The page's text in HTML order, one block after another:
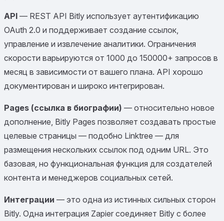
API — REST API Bitly использует аутентификацию
OAuth 2.0 и поддерживает создание ссылок,
управление и извлечение аналитики. Ограничения
скорости варьируются от 1000 до 150000+ запросов в
месяц в зависимости от вашего плана. API хорошо
документирован и широко интегрирован.
Pages (ссылка в биографии) — относительно новое
дополнение, Bitly Pages позволяет создавать простые
целевые страницы — подобно Linktree — для
размещения нескольких ссылок под одним URL. Это
базовая, но функциональная функция для создателей
контента и менеджеров социальных сетей.
Интеграции — это одна из истинных сильных сторон
Bitly. Одна интеграция Zapier соединяет Bitly с более